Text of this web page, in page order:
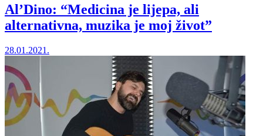
Al’Dino: “Medicina je lijepa, ali
alternativna, muzika je moj život”
28.01.2021.